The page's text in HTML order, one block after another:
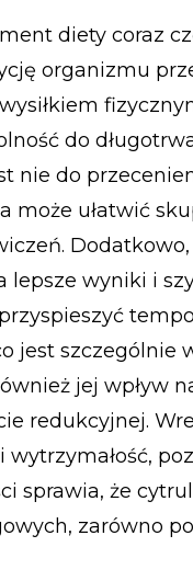
diety coraz
organizmu
do
nie do
może ułatwić
lepsze wyniki i
jest szczególnie
jej wpływ
redukcyjnej.
sprawia, że
zarówno